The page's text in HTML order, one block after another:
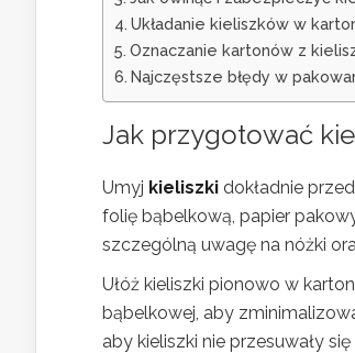
Układanie kieliszków w
Oznaczanie kartonów z
Najczęstsze błędy w
Jak przygotować
Umyj kieliszki dokładnie
folię bąbelkową, papier
szczególną uwagę na nóżki
Ułóż kieliszki pionowo w
bąbelkowej, aby
aby kieliszki nie przesuwały